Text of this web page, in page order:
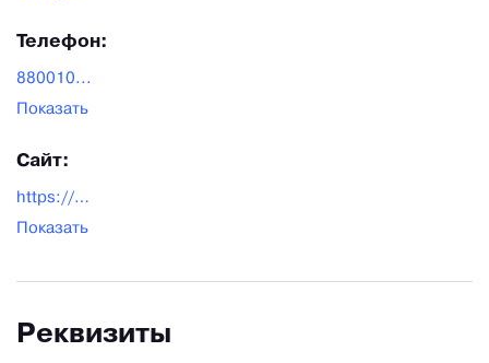
Телефон:
880010...
Показать
Сайт:
https://profish.ru/
Показать
Реквизиты